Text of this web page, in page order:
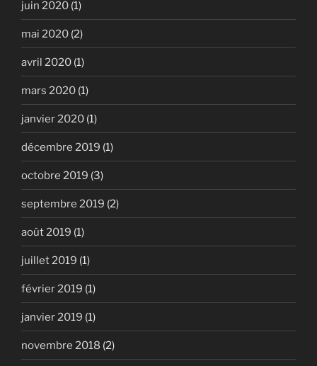
juin 2020 (1)
mai 2020 (2)
avril 2020 (1)
mars 2020 (1)
janvier 2020 (1)
décembre 2019 (1)
octobre 2019 (3)
septembre 2019 (2)
août 2019 (1)
juillet 2019 (1)
février 2019 (1)
janvier 2019 (1)
novembre 2018 (2)